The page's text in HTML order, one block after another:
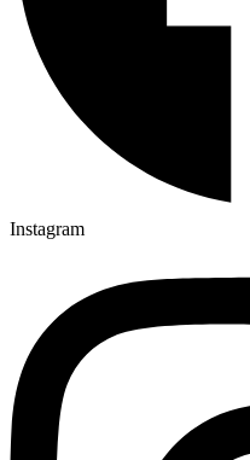
Instagram